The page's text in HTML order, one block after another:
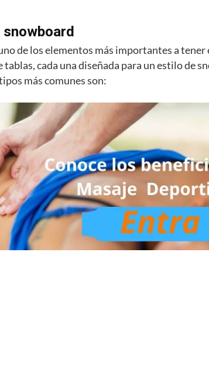
de los elementos más importantes a tener
cada una diseñada para un estilo de
más comunes son: